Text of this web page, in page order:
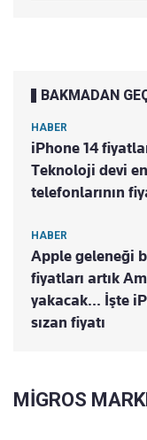
BAKMADAN
HABER
iPhone 14
Teknoloji devi
telefonlarının
HABER
Apple geleneği
fiyatları artık
yakacak... İşte
sızan fiyatı
MİGROS